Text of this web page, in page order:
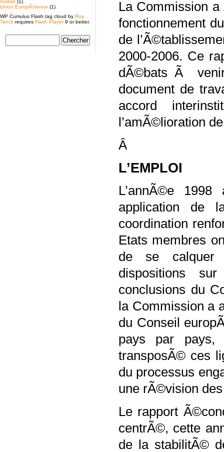
Suisse (1)
Union EuropÃ©enne (1)
WP Cumulus Flash tag cloud by Roy
Tanck requires Flash Player9 or better.
La Commission
fonctionnement
de
2000-2006. Ce
dÃ©bats Ã
document de
accord
l’amÃ©lioration
Â
L’EMPLOI
L’annÃ©e
application de
coordination
Etats membres
de se calquer
dispositions
conclusions du
la Commission a
du Conseil
pays par pays,
transposÃ© ces
du processus
une rÃ©vision
Le rapport
centrÃ©, cette
de la stabilitÃ©